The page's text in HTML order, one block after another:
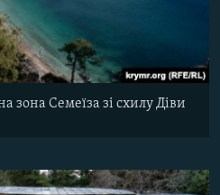
зона Семеїза зі схилу Діви